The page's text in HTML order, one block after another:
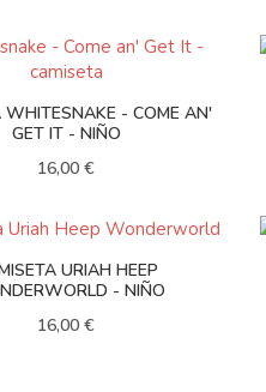
WHITESNAKE - COME AN'
GET IT - NIÑO
16,00 €
URIAH HEEP
- NIÑO
16,00 €